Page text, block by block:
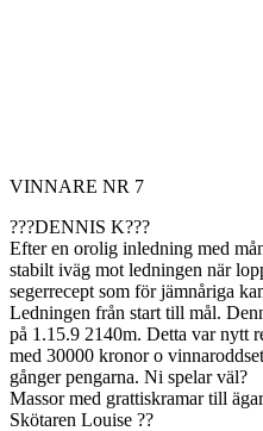
VINNARE NR 7
???DENNIS K???
Efter en orolig inledning med
stabilt iväg mot ledningen när
segerrecept som för jämnåriga
Ledningen från start till mål.
på 1.15.9 2140m. Detta var nytt
med 30000 kronor o
gånger pengarna. Ni spelar väl?
Massor med grattiskramar till
Skötaren Louise ??